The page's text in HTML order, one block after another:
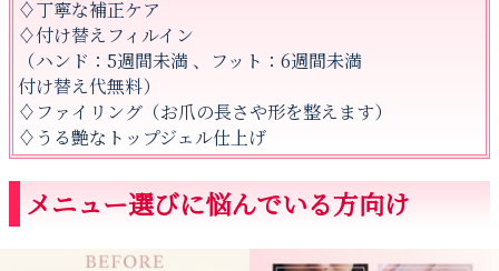
♢丁寧な補正ケア
♢付け替えフィルイン
（ハンド：5週間未満 、フット：6週間未満
付け替え代無料）
♢ファイリング（お爪の長さや形を整えます）
♢うる艶なトップジェル仕上げ
メニュー選びに悩んでいる方向け